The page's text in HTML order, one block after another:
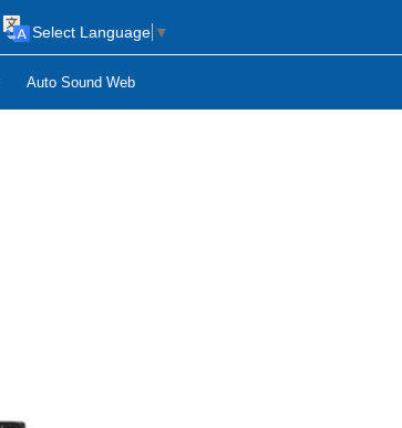
Auto Sound Web
Select Language ▼